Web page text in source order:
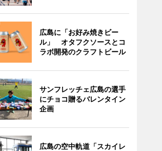
広島に「お好み焼きビー
ル」 オタフクソースとコ
ラボ開発のクラフトビール
サンフレッチェ広島の選手
にチョコ贈るバレンタイン
企画
広島の空中軌道「スカイレ